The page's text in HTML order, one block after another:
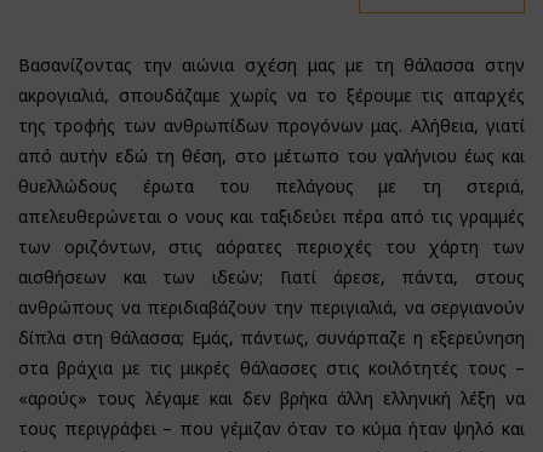
Βασανίζοντας την αιώνια σχέση μας με τη θάλασσα στην
ακρογιαλιά, σπουδάζαμε χωρίς να το ξέρουμε τις απαρχές
της τροφής των ανθρωπίδων προγόνων μας. Αλήθεια, γιατί
από αυτήν εδώ τη θέση, στο μέτωπο του γαλήνιου έως και
θυελλώδους έρωτα του πελάγους με τη στεριά,
απελευθερώνεται ο νους και ταξιδεύει πέρα από τις γραμμές
των οριζόντων, στις αόρατες περιοχές του χάρτη των
αισθήσεων και των ιδεών; Γιατί άρεσε, πάντα, στους
ανθρώπους να περιδιαβάζουν την περιγιαλιά, να σεργιανούν
δίπλα στη θάλασσα; Εμάς, πάντως, συνάρπαζε η εξερεύνηση
στα βράχια με τις μικρές θάλασσες στις κοιλότητές τους –
«αρούς» τους λέγαμε και δεν βρήκα άλλη ελληνική λέξη να
τους περιγράφει – που γέμιζαν όταν το κύμα ήταν ψηλό και